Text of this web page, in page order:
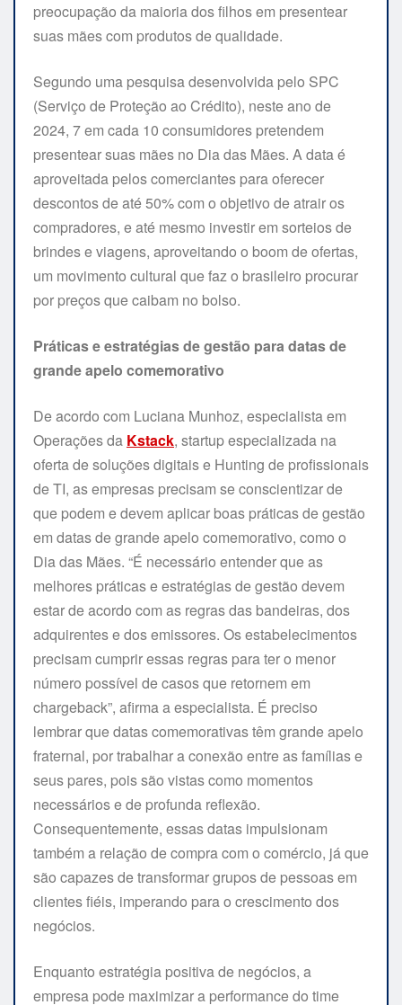
preocupação da maioria dos filhos em presentear
suas mães com produtos de qualidade.
Segundo uma pesquisa desenvolvida pelo SPC
(Serviço de Proteção ao Crédito), neste ano de
2024, 7 em cada 10 consumidores pretendem
presentear suas mães no Dia das Mães. A data é
aproveitada pelos comerciantes para oferecer
descontos de até 50% com o objetivo de atrair os
compradores, e até mesmo investir em sorteios de
brindes e viagens, aproveitando o boom de ofertas,
um movimento cultural que faz o brasileiro procurar
por preços que caibam no bolso.
Práticas e estratégias de gestão para datas de
grande apelo comemorativo
De acordo com Luciana Munhoz, especialista em
Operações da Kstack, startup especializada na
oferta de soluções digitais e Hunting de profissionais
de TI, as empresas precisam se conscientizar de
que podem e devem aplicar boas práticas de gestão
em datas de grande apelo comemorativo, como o
Dia das Mães. “É necessário entender que as
melhores práticas e estratégias de gestão devem
estar de acordo com as regras das bandeiras, dos
adquirentes e dos emissores. Os estabelecimentos
precisam cumprir essas regras para ter o menor
número possível de casos que retornem em
chargeback”, afirma a especialista. É preciso
lembrar que datas comemorativas têm grande apelo
fraternal, por trabalhar a conexão entre as famílias e
seus pares, pois são vistas como momentos
necessários e de profunda reflexão.
Consequentemente, essas datas impulsionam
também a relação de compra com o comércio, já que
são capazes de transformar grupos de pessoas em
clientes fiéis, imperando para o crescimento dos
negócios.
Enquanto estratégia positiva de negócios, a
empresa pode maximizar a performance do time